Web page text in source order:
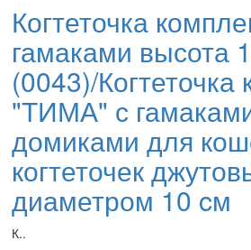
Когтеточка
гамаками высота
(0043)/Когтеточка
"ТИМА" с
домиками для
когтеточек
диаметром 10 cм
К..